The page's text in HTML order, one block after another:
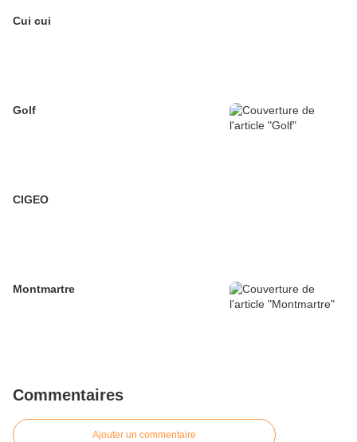
Cui cui
Golf
CIGEO
Montmartre
Commentaires
Ajouter un commentaire